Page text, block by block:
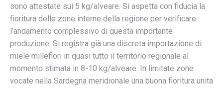
sono attestate sui 5 kg/alveare. Si aspetta con fiducia la
fioritura delle zone interne della regione per verificare
l’andamento complessivo di questa importante
produzione. Si registra già una discreta importazione di
miele millefiori in quasi tutto il territorio regionale al
momento stimata in 8-10 kg/alveare. In limitate zone
vocate nella Sardegna meridionale una buona fioritura unita